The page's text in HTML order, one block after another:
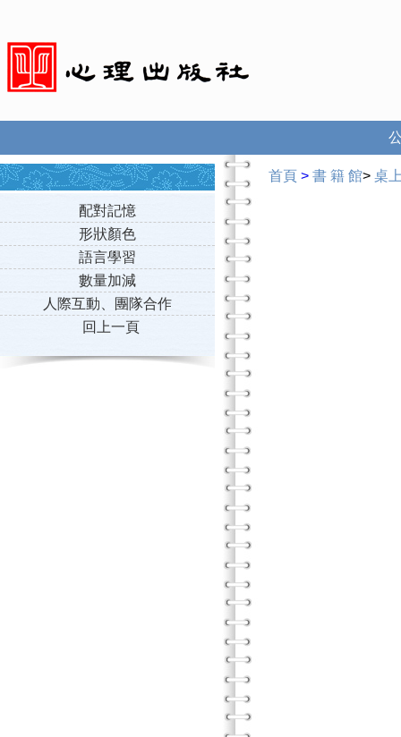
配對記憶
形狀顏色
語言學習
數量加減
人際互動、團隊合作
回上一頁
首頁 > 書 籍 館> 桌